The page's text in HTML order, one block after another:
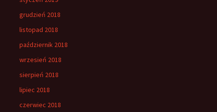
grudzień 2018
listopad 2018
październik 2018
wrzesień 2018
sierpień 2018
lipiec 2018
czerwiec 2018